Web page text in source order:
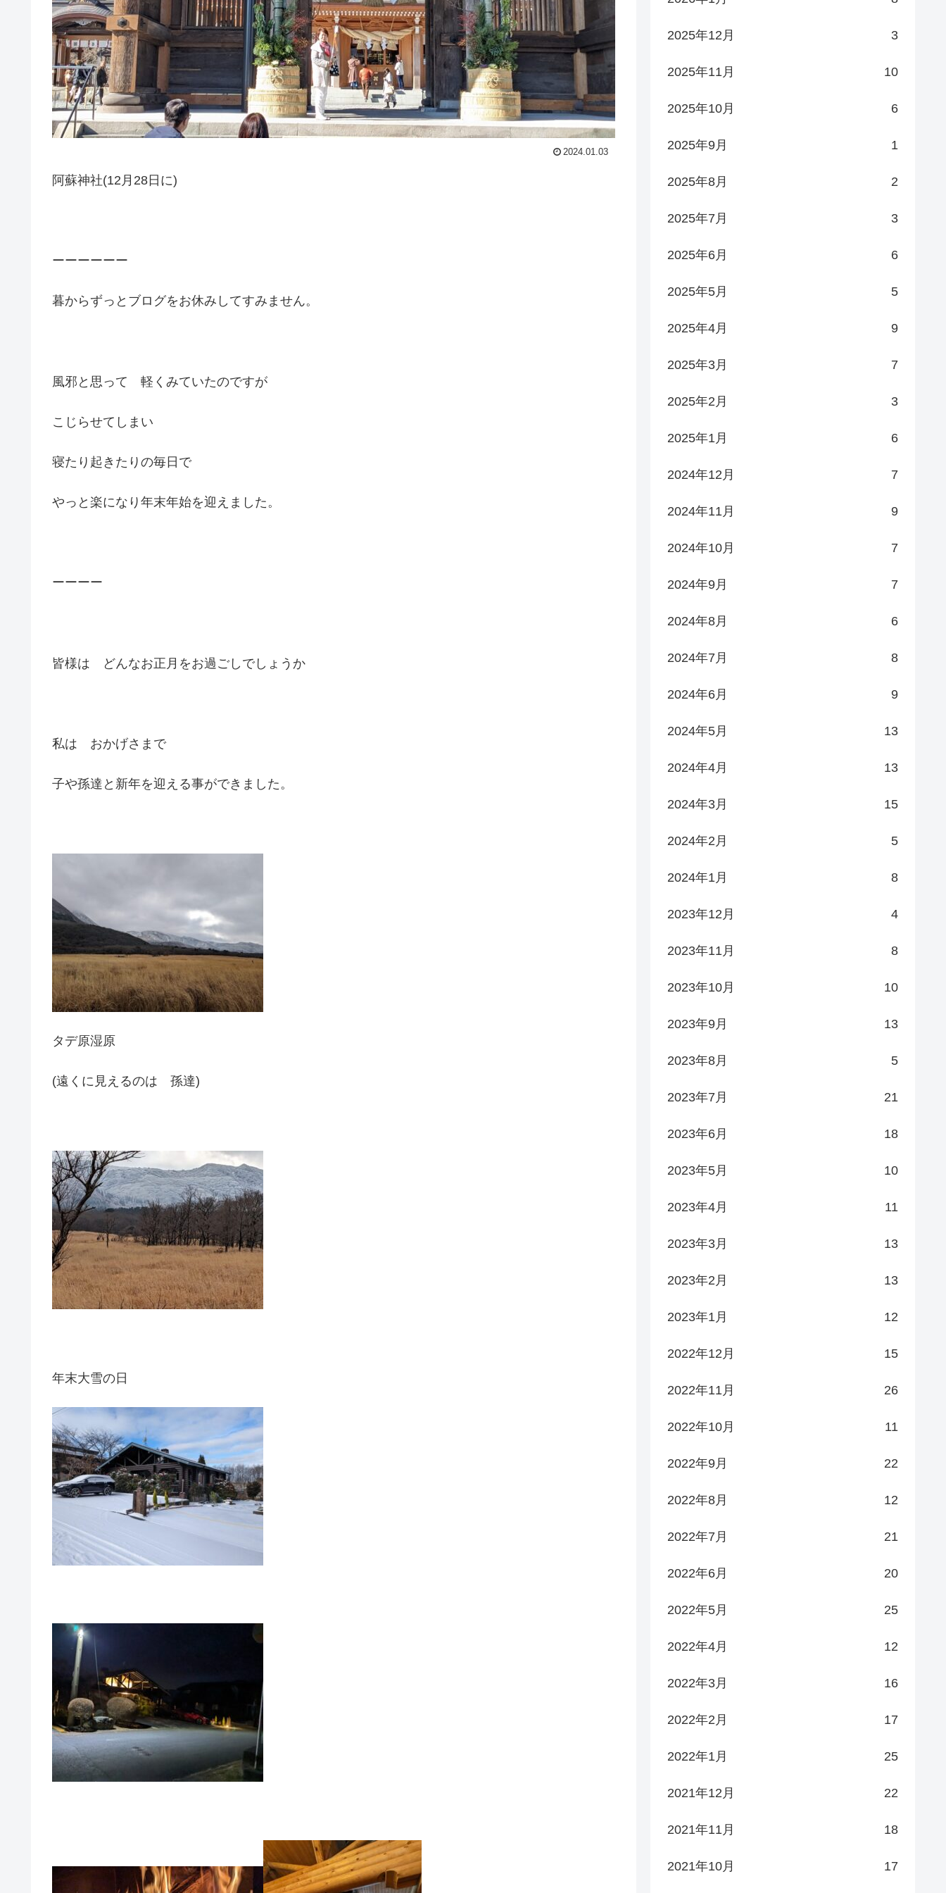
2024.01.03
阿蘇神社(12月28日に)
ーーーーーー
暮からずっとブログをお休みしてすみません。
風邪と思って 軽くみていたのですが
こじらせてしまい
寝たり起きたりの毎日で
やっと楽になり年末年始を迎えました。
ーーーー
皆様は どんなお正月をお過ごしでしょうか
私は おかげさまで
子や孫達と新年を迎える事ができました。
タデ原湿原
(遠くに見えるのは 孫達)
年末大雪の日
2025年12月 3
2025年11月 10
2025年10月 6
2025年9月 1
2025年8月 2
2025年7月 3
2025年6月 6
2025年5月 5
2025年4月 9
2025年3月 7
2025年2月 3
2025年1月 6
2024年12月 7
2024年11月 9
2024年10月 7
2024年9月 7
2024年8月 6
2024年7月 8
2024年6月 9
2024年5月 13
2024年4月 13
2024年3月 15
2024年2月 5
2024年1月 8
2023年12月 4
2023年11月 8
2023年10月 10
2023年9月 13
2023年8月 5
2023年7月 21
2023年6月 18
2023年5月 10
2023年4月 11
2023年3月 13
2023年2月 13
2023年1月 12
2022年12月 15
2022年11月 26
2022年10月 11
2022年9月 22
2022年8月 12
2022年7月 21
2022年6月 20
2022年5月 25
2022年4月 12
2022年3月 16
2022年2月 17
2022年1月 25
2021年12月 22
2021年11月 18
2021年10月 17